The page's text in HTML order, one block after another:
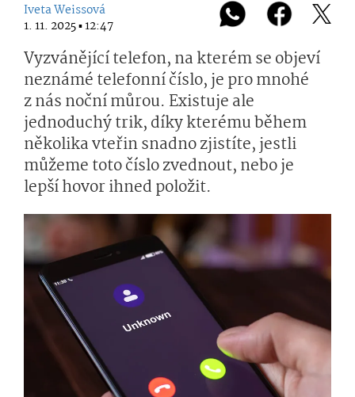
Iveta Weissová
1. 11. 2025 ▪ 12:47
Vyzvánějící telefon, na kterém se objeví
neznámé telefonní číslo, je pro mnohé
z nás noční můrou. Existuje ale
jednoduchý trik, díky kterému během
několika vteřin snadno zjistíte, jestli
můžeme toto číslo zvednout, nebo je
lepší hovor ihned položit.